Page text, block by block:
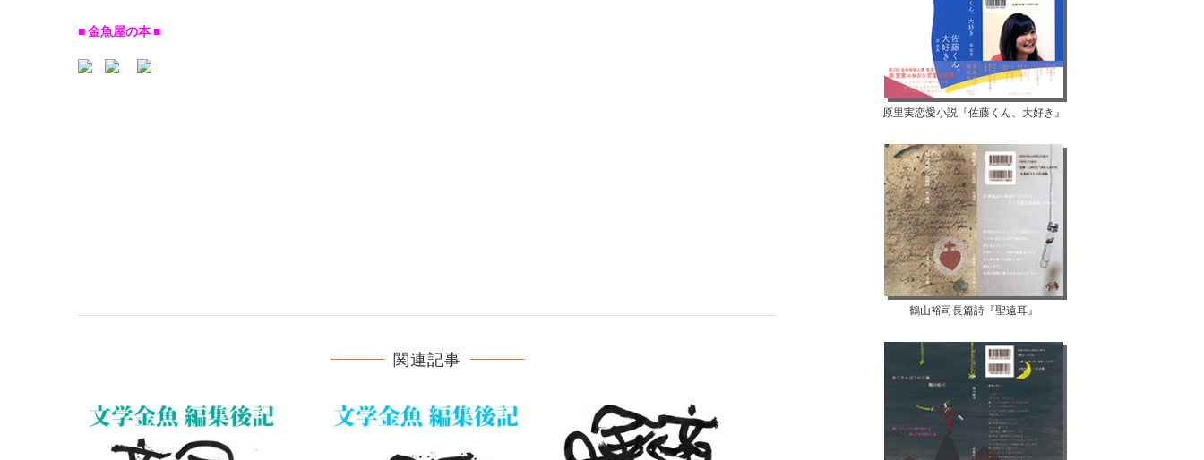
■ 金魚屋の本 ■
関連記事
原里実恋愛小説『佐藤くん、大好き』
鶴山裕司長篇詩『聖遠耳』